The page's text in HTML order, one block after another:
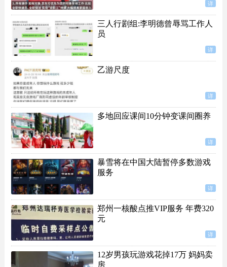
详
三人行剧组:李明德曾辱骂工作人
员
详
乙游尺度
详
多地回应课间10分钟变课间圈养
详
暴雪将在中国大陆暂停多数游戏
服务
详
郑州一核酸点推VIP服务 年费320
元
详
12岁男孩玩游戏花掉17万 妈妈卖
房